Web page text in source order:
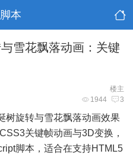
本
雪花飘落动画：关键
楼主
1944 3
树旋转与雪花飘落动画效果
关键帧动画与3D变换，
脚本，适合在支持HTML5